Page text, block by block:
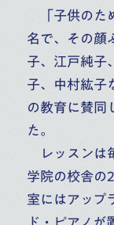
「子供のた
名で、その顔
子、江戸純子
子、中村紘子
の教育に賛同
た。
レッスンは
学院の校舎の
室にはアップ
ド・ピアノ